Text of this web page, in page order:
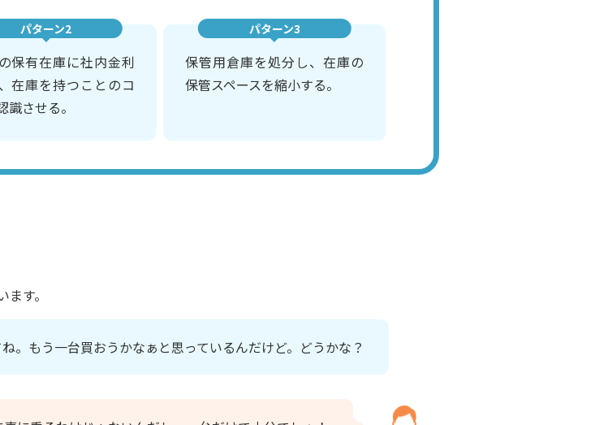
パターン2
保有在庫に社内金利
在庫を持つことのコ
識させる。
パターン3
保管用倉庫を処分し、在庫の
保管スペースを縮小する。
す。
。もう一台買おうかなぁと思っているんだけど。どうかな？